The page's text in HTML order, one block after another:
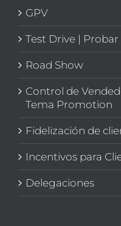
GPV
Test Drive |
Road Show
Control de
Tema Promotion
Fidelización de
Incentivos para
Delegaciones